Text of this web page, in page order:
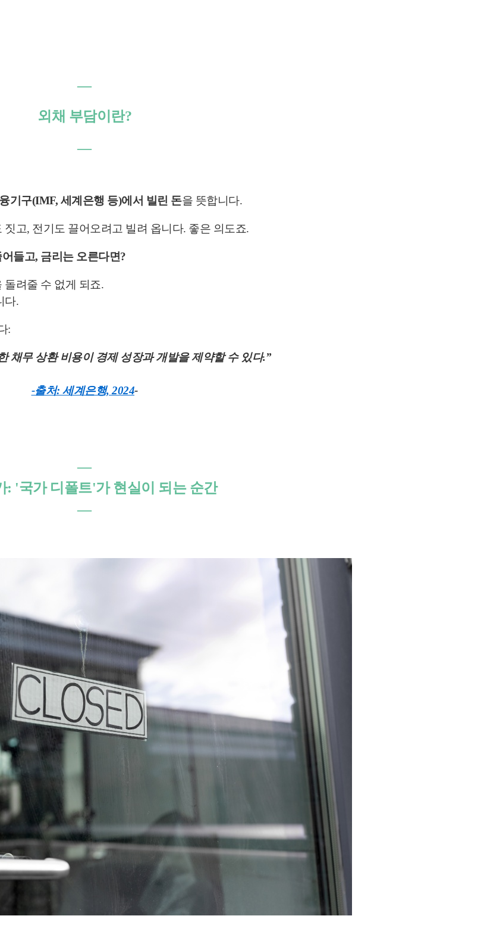
―
외채 부담이란?
―
기구(IMF, 세계은행 등)에서 빌린 돈을 뜻합니다.
고, 전기도 끌어오려고 빌려 옵니다. 좋은 의도죠.
들고, 금리는 오른다면?
돌려줄 수 없게 되죠.
다.
:
채무 상환 비용이 경제 성장과 개발을 제약할 수 있다.”
-출처: 세계은행, 2024-
―
: '국가 디폴트'가 현실이 되는 순간
―